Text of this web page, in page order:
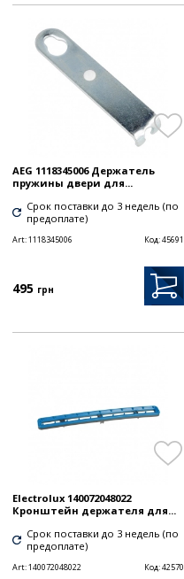
AEG 1118345006 Держатель
пружины двери для...
Срок поставки до 3 недель (по
предоплате)
Art:1118345006 Код:45691
495 грн
Electrolux 140072048022
Кронштейн держателя для...
Срок поставки до 3 недель (по
предоплате)
Art:140072048022 Код:42570